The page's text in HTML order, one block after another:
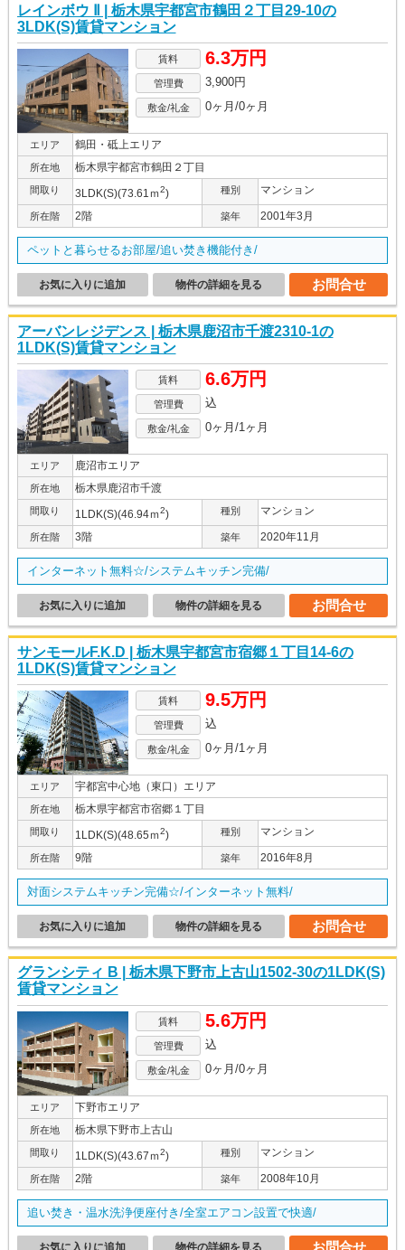
レインボウ Ⅱ | 栃木県宇都宮市鶴田２丁目29-10の
3LDK(S)賃貸マンション
賃料 6.3万円
管理費 3,900円
敷金/礼金 0ヶ月/0ヶ月
エリア 鶴田・砥上エリア
所在地 栃木県宇都宮市鶴田２丁目
間取り 3LDK(S)(73.61ｍ2) 種別 マンション
所在階 2階 築年 2001年3月
ペットと暮らせるお部屋/追い焚き機能付き/
お問合せ
物件の詳細を見る
お気に入りに追加
アーバンレジデンス | 栃木県鹿沼市千渡2310-1の
1LDK(S)賃貸マンション
賃料 6.6万円
管理費 込
敷金/礼金 0ヶ月/1ヶ月
エリア 鹿沼市エリア
所在地 栃木県鹿沼市千渡
間取り 1LDK(S)(46.94ｍ2) 種別 マンション
所在階 3階 築年 2020年11月
インターネット無料☆/システムキッチン完備/
お問合せ
物件の詳細を見る
お気に入りに追加
サンモールF.K.D | 栃木県宇都宮市宿郷１丁目14-6の
1LDK(S)賃貸マンション
賃料 9.5万円
管理費 込
敷金/礼金 0ヶ月/1ヶ月
エリア 宇都宮中心地（東口）エリア
所在地 栃木県宇都宮市宿郷１丁目
間取り 1LDK(S)(48.65ｍ2) 種別 マンション
所在階 9階 築年 2016年8月
対面システムキッチン完備☆/インターネット無料/
お問合せ
物件の詳細を見る
お気に入りに追加
グランシティ B | 栃木県下野市上古山1502-30の1LDK(S)
賃貸マンション
賃料 5.6万円
管理費 込
敷金/礼金 0ヶ月/0ヶ月
エリア 下野市エリア
所在地 栃木県下野市上古山
間取り 1LDK(S)(43.67ｍ2) 種別 マンション
所在階 2階 築年 2008年10月
追い焚き・温水洗浄便座付き/全室エアコン設置で快適/
お問合せ
物件の詳細を見る
お気に入りに追加